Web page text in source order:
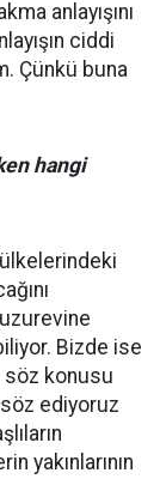
anlayışını
ciddi
Çünkü buna
hangi
Bizde ise
söz konusu
ediyoruz
yakınlarının